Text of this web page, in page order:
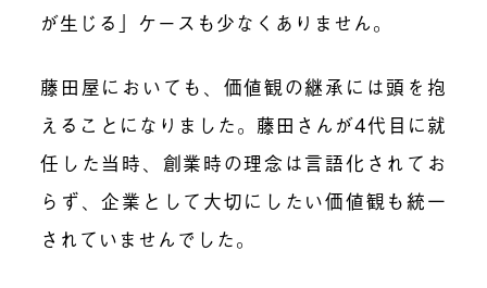
が生じる」ケースも少なくありません。
藤田屋においても、価値観の継承には頭を抱
えることになりました。藤田さんが4代目に就
任した当時、創業時の理念は言語化されてお
らず、企業として大切にしたい価値観も統一
されていませんでした。